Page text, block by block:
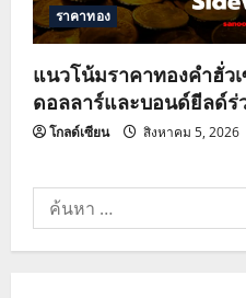
ราคาทอง
แนวโน้มราคาทองคำฮั่ว
ดอลลาร์และบอนด์ยีลด์ร่
โกลด์เซียน สิงหาคม 5, 2026
ค้นหา
สำหรับ: